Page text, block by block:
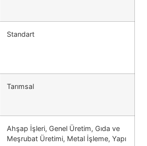
Standart
Tarımsal
Ahşap İşleri, Genel Üretim, Gıda ve
Meşrubat Üretimi, Metal İşleme, Yapı